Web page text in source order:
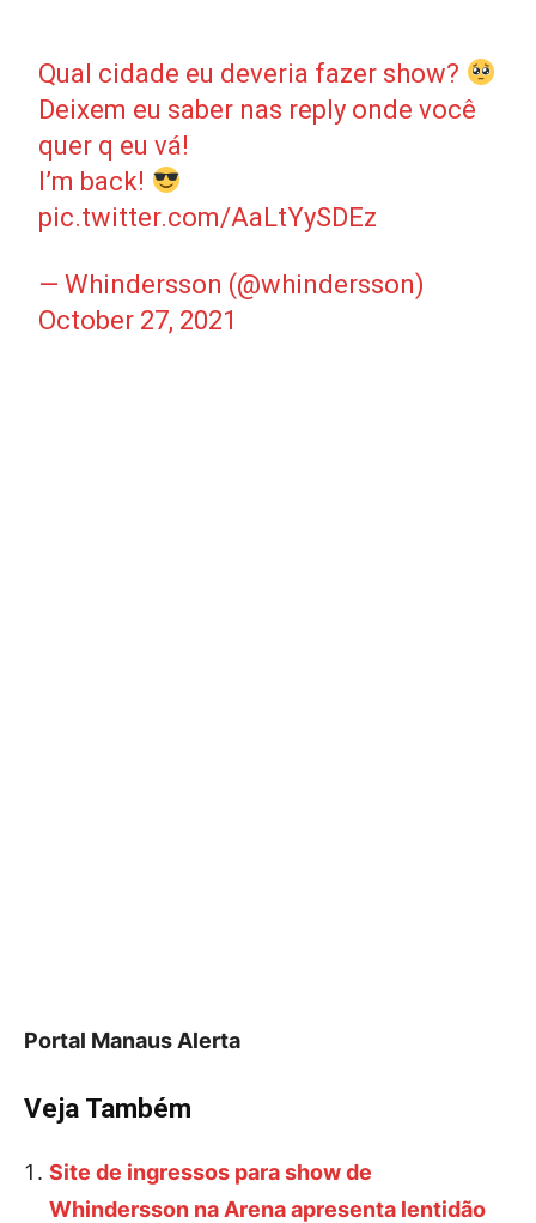
Qual cidade eu deveria fazer show?
Deixem eu saber nas reply onde você
quer q eu vá!
I’m back!
pic.twitter.com/AaLtYySDEz
— Whindersson (@whindersson)
October 27, 2021
Portal Manaus Alerta
Veja Também
Site de ingressos para show de
Whindersson na Arena apresenta lentidão